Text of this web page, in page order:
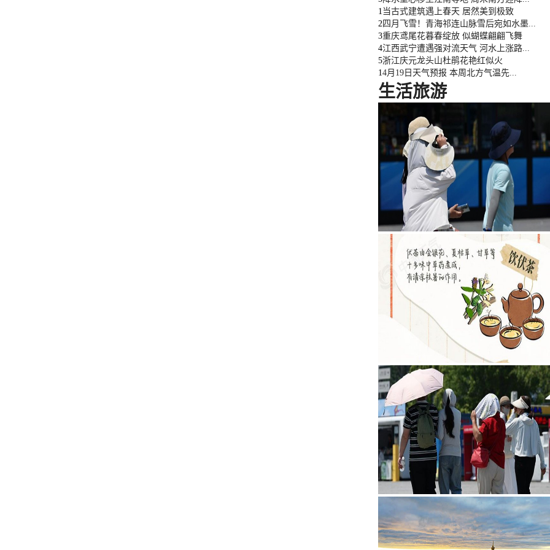
1 当古式建筑遇上春天 居然美到极致
2四月飞雪！青海祁连山脉雪后宛如水墨...
3重庆鸢尾花暮春绽放 似蝴蝶翩翩飞舞
4江西武宁遭遇强对流天气 河水上涨路...
5浙江庆元龙头山杜鹃花艳红似火
14月19日天气预报 本周北方气温先...
生活旅游